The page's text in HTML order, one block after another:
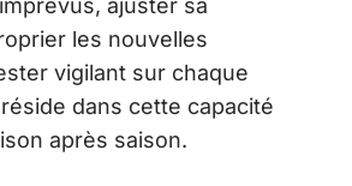
ajuster sa
les nouvelles
vigilant sur chaque
réside dans cette capacité
après saison.